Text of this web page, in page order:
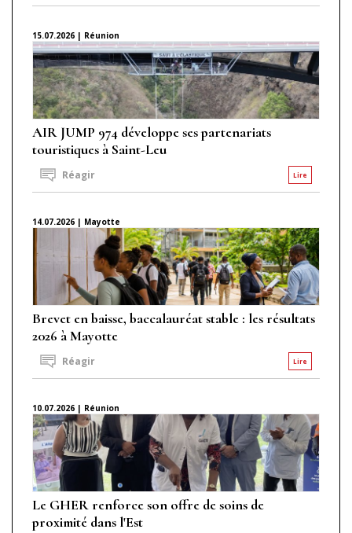
15.07.2026 | Réunion
AIR JUMP 974 développe ses partenariats
touristiques à Saint-Leu
Lire
Réagir
14.07.2026 | Mayotte
Brevet en baisse, baccalauréat stable : les résultats
2026 à Mayotte
Lire
Réagir
10.07.2026 | Réunion
Le GHER renforce son offre de soins de
proximité dans l'Est